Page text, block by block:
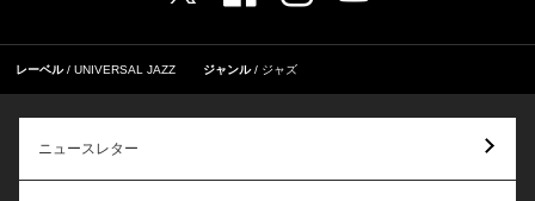
レーベル UNIVERSAL JAZZ ジャンル ジャズ
ニュースレター